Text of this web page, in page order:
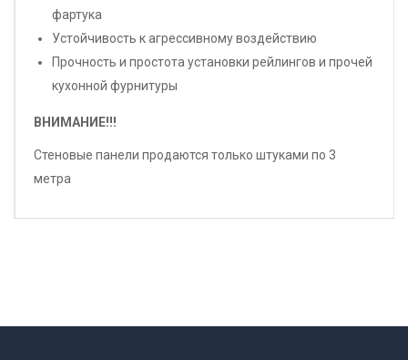
фартука
Устойчивость к агрессивному воздействию
Прочность и простота установки рейлингов и прочей
кухонной фурнитуры
ВНИМАНИЕ!!!
Стеновые панели продаются только штуками по 3
метра